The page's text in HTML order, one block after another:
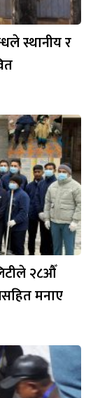
स्थानीय र
२८औँ
मनाए